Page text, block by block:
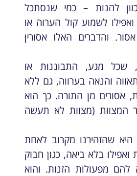
להנות – כמי שנסתכל
לשמוע קול הערוה או
והדברים האלו אסורין
שכל מגע, התבוננות או
והנאה בערווה, גם ללא
אסורים מן התורה. כך הוא
המצוות (מצוות לא תעשה
שהזהירנו מקרוב לאחת
ואפילו בלא ביאה, כגון חבוק
להם מפעולות הזנות. והוא